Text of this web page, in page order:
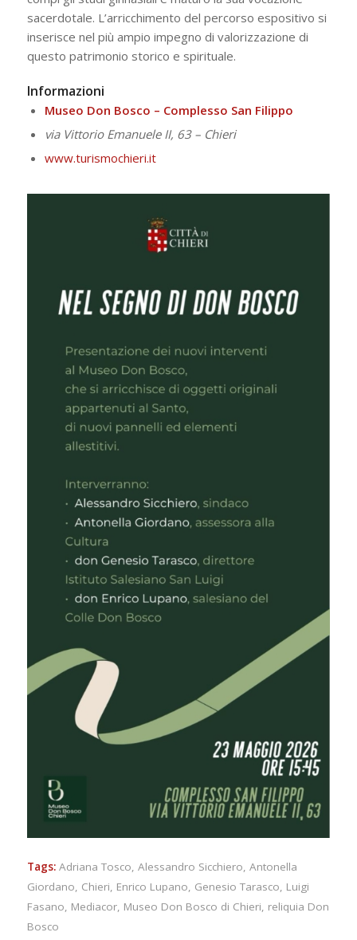
sacerdotale. L’arricchimento del percorso espositivo si
inserisce nel più ampio impegno di valorizzazione di
questo patrimonio storico e spirituale.
Informazioni
Museo Don Bosco – Complesso San Filippo
via Vittorio Emanuele II, 63 – Chieri
www.turismochieri.it
Tags: Adriana Tosco, Alessandro Sicchiero, Antonella
Giordano, Chieri, Enrico Lupano, Genesio Tarasco, Luigi
Fasano, Mediacor, Museo Don Bosco di Chieri, reliquia Don
Bosco